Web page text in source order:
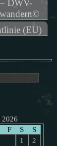
DWV-
(EU)
2026
F S
S
1
2